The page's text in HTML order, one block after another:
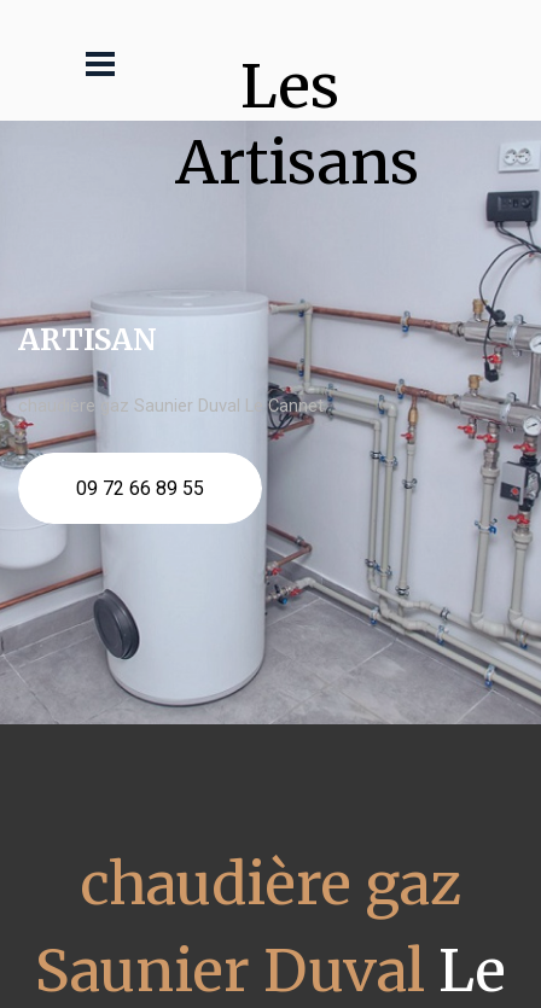
Les
Artisans
ARTISAN
chaudière gaz Saunier Duval Le Cannet
09 72 66 89 55
chaudière gaz
Saunier Duval Le